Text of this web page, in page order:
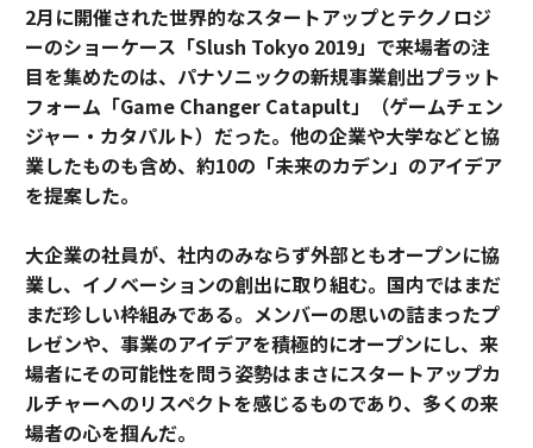
み」脱しメインストリームへ
起業家たちが明かす、読んで良かった「35冊の本」
辛口海外メディアも絶賛 色気あふれるマツダ「新型アクセラ」
地頭が良い人には、「苦手な人間」がいない理由
タグ：
Next Stage of Slush 寺田親弘 小池百合子
前田裕二
東京ビックサイト
ユーザベース eight
ジンガ
マツダ
2月に開催された世界的なスタートアップとテクノロジ
ーのショーケース「Slush Tokyo 2019」で来場者の注
目を集めたのは、パナソニックの新規事業創出プラット
フォーム「Game Changer Catapult」（ゲームチェン
ジャー・カタパルト）だった。他の企業や大学などと協
業したものも含め、約10の「未来のカデン」のアイデア
を提案した。
大企業の社員が、社内のみならず外部ともオープンに協
業し、イノベーションの創出に取り組む。国内ではまだ
まだ珍しい枠組みである。メンバーの思いの詰まったプ
レゼンや、事業のアイデアを積極的にオープンにし、来
場者にその可能性を問う姿勢はまさにスタートアップカ
ルチャーへのリスペクトを感じるものであり、多くの来
場者の心を掴んだ。